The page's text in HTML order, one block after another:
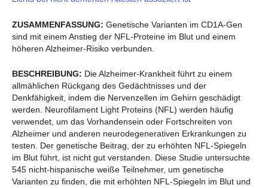
ZUSAMMENFASSUNG: Genetische Varianten im CD1A-Gen
sind mit einem Anstieg der NFL-Proteine im Blut und einem
höheren Alzheimer-Risiko verbunden.
BESCHREIBUNG: Die Alzheimer-Krankheit führt zu einem
allmählichen Rückgang des Gedächtnisses und der
Denkfähigkeit, indem die Nervenzellen im Gehirn geschädigt
werden. Neurofilament Light Proteins (NFL) werden häufig
verwendet, um das Vorhandensein oder Fortschreiten von
Alzheimer und anderen neurodegenerativen Erkrankungen zu
testen. Der genetische Beitrag, der zu erhöhten NFL-Spiegeln
im Blut führt, ist nicht gut verstanden. Diese Studie untersuchte
545 nicht-hispanische weiße Teilnehmer, um genetische
Varianten zu finden, die mit erhöhten NFL-Spiegeln im Blut und